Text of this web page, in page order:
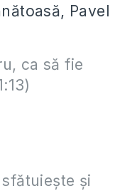
Pavel
ca să fie
și